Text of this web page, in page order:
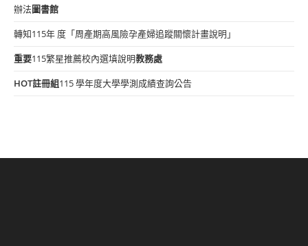
辦法圖書館
轉知115年 度「周產期高風險孕產婦追蹤關懷計畫說明」
重要115繁星推薦校內選填說明教務處
HOT註冊組115 學年度大學學測成績查詢公告